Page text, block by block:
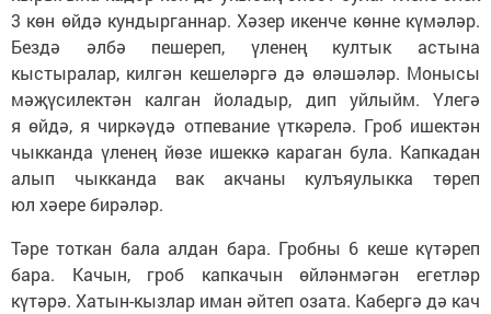
3 көн өйдә кундырганнар. Хәзер икенче көнне күмәләр.
Бездә әлбә пешереп, үленең култык астына
кыстыралар, килгән кешеләргә дә өләшәләр. Монысы
мәҗүсилектән калган йоладыр, дип уйлыйм. Үлегә
я өйдә, я чиркәүдә отпевание үткәрелә. Гроб ишектән
чыкканда үленең йөзе ишеккә караган була. Капкадан
алып чыкканда вак акчаны кулъяулыкка төреп
юл хәере бирәләр.
Тәре тоткан бала алдан бара. Гробны 6 кеше күтәреп
бара. Качын, гроб капкачын өйләнмәгән егетләр
күтәрә. Хатын-кызлар иман әйтеп озата. Кабергә дә кач